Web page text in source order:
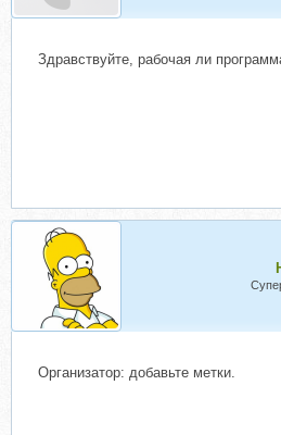
Здравствуйте, рабочая ли
Организатор: добавьте метки.